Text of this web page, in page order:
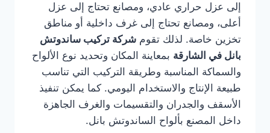
إلى عزل حراري عادي، ومصانع تحتاج إلى عزل
أعلى، ومصانع تحتاج إلى غرف داخلية أو مناطق
تخزين خاصة. لذلك تقوم شركة تركيب ساندوتش
بانل في الشارقة بمعاينة المكان وتحديد نوع الألواح
والسماكة المناسبة وطريقة التركيب التي تناسب
طبيعة الإنتاج والاستخدام اليومي. كما يمكن تنفيذ
الأسقف والجدران والتقسيمات والغرف الجاهزة
داخل المصنع بألواح الساندوتش بانل.